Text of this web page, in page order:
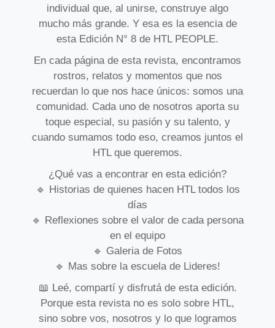
individual que, al unirse, construye algo
mucho más grande. Y esa es la esencia de
esta Edición N° 8 de HTL PEOPLE.
En cada página de esta revista, encontramos
rostros, relatos y momentos que nos
recuerdan lo que nos hace únicos: somos una
comunidad. Cada uno de nosotros aporta su
toque especial, su pasión y su talento, y
cuando sumamos todo eso, creamos juntos el
HTL que queremos.
¿Qué vas a encontrar en esta edición?
🔹 Historias de quienes hacen HTL todos los
días
🔹 Reflexiones sobre el valor de cada persona
en el equipo
🔹 Galeria de Fotos
🔹 Mas sobre la escuela de Lideres!
📖 Leé, compartí y disfrutá de esta edición.
Porque esta revista no es solo sobre HTL,
sino sobre vos, nosotros y lo que logramos